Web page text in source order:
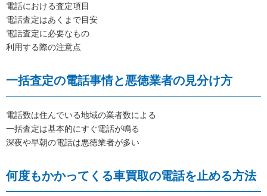
電話における査定項目
電話査定はあくまで目安
電話査定に必要なもの
利用する際の注意点
一括査定の電話事情と悪徳業者の見分け方
電話数は住んでいる地域の業者数による
一括査定は基本的にすぐ電話が鳴る
深夜や早朝の電話は悪徳業者が多い
何度もかかってくる車買取の電話を止める方法